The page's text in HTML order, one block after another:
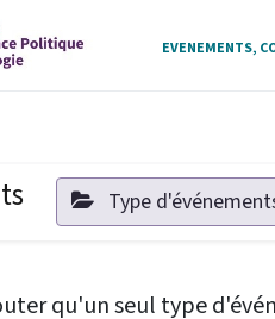
EVENEMENTS,
Type
qu'un seul type